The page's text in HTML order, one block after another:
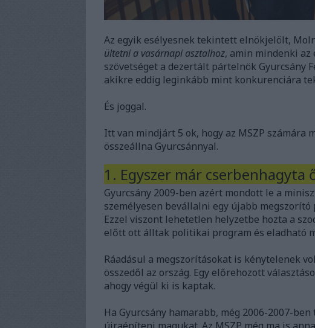
Az egyik esélyesnek tekintett elnökjelölt,
ültetni a vasárnapi asztalhoz, amin mindenki az
szövetséget a dezertált pártelnök Gyurcsány
akikre eddig leginkább mint konkurenciára
És joggal.
Itt van mindjárt 5 ok, hogy az MSZP
összeállna Gyurcsánnyal.
1. Egyszer már cserbenhagyta
Gyurcsány 2009-ben azért mondott le a
személyesen bevállalni egy újabb
Ezzel viszont lehetetlen helyzetbe hozta a
előtt ott álltak politikai program és eladható
Ráadásul a megszorításokat is kénytelenek
összedől az ország. Egy előrehozott
ahogy végül ki is kaptak.
Ha Gyurcsány hamarabb, még 2006-2007-
újraépíteni magukat. Az MSZP még ma is